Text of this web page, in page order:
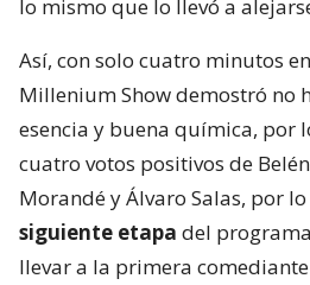
lo mismo que lo llevó a
Así, con solo cuatro minutos
Millenium Show demostró no
esencia y buena química, por
cuatro votos positivos de
Morandé y Álvaro Salas, por
siguiente etapa del
llevar a la primera